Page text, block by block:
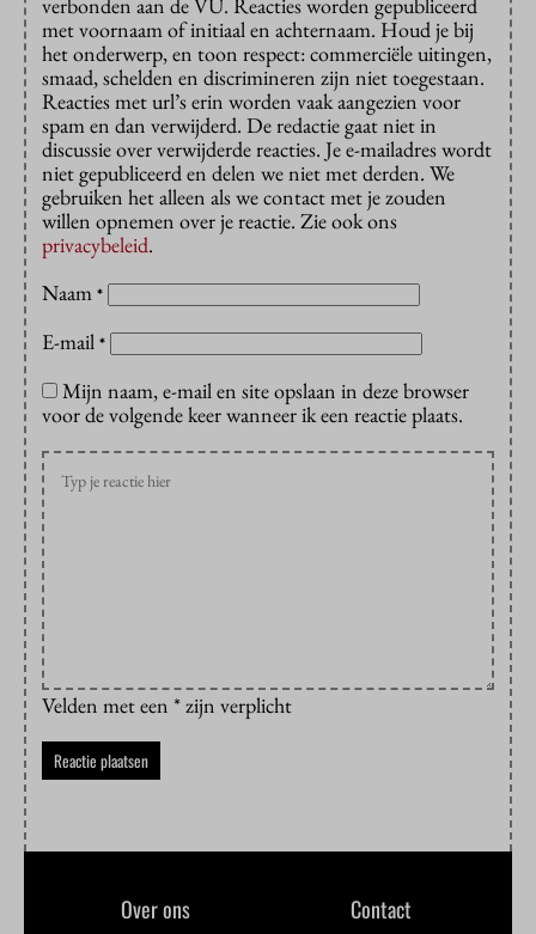
verbonden aan de VU. Reacties worden gepubliceerd
met voornaam of initiaal en achternaam. Houd je bij
het onderwerp, en toon respect: commerciële uitingen,
smaad, schelden en discrimineren zijn niet toegestaan.
Reacties met url’s erin worden vaak aangezien voor
spam en dan verwijderd. De redactie gaat niet in
discussie over verwijderde reacties. Je e-mailadres wordt
niet gepubliceerd en delen we niet met derden. We
gebruiken het alleen als we contact met je zouden
willen opnemen over je reactie. Zie ook ons
privacybeleid.
Naam *
E-mail *
Mijn naam, e-mail en site opslaan in deze browser
voor de volgende keer wanneer ik een reactie plaats.
Velden met een * zijn verplicht
Over ons Contact